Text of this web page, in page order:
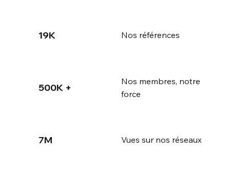
19K Nos références
500K +
Nos membres, notre
force
7M Vues sur nos réseaux